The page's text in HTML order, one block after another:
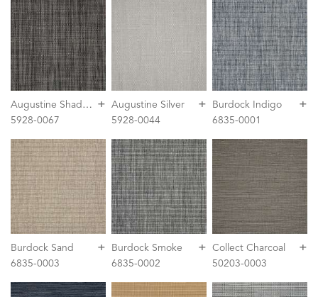
+
A
ugustine Shadow
5928-0067
+
Augustine Silver
5928-0044
+
Burdock Indigo
6835-0001
+
Burdock Sand
6835-0003
+
Burdock Smoke
6835-0002
+
Collect Charcoal
50203-0003